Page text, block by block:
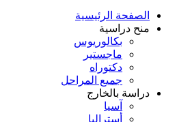
الصفحة الرئيسية
منح دراسية
بكالوريوس
ماجستير
دكتوراه
جميع المراحل
دراسة بالخارج
آسيا
أستراليا